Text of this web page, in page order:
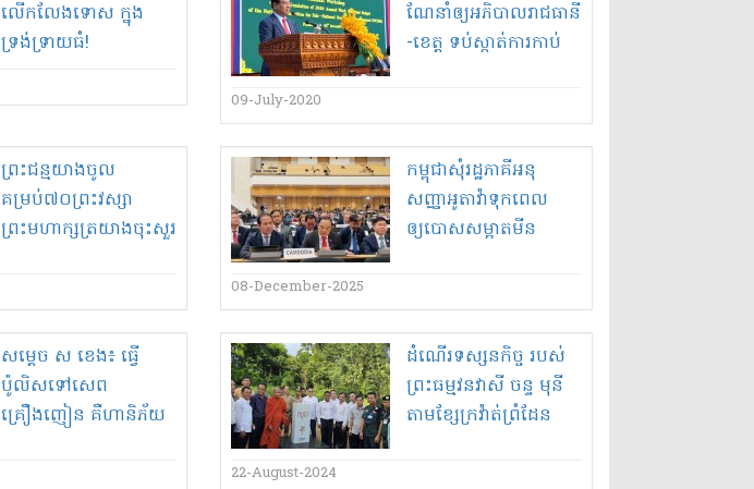
លើកលែងទោស ក្នុង​
ទ្រង់ទ្រាយ​ធំ​!
ណែនាំ​ឲ្យ​អភិបាល​រាជធានី​
-​ខេត្ត ទប់ស្កាត់​ការកាប់​
09-July-2020
ព្រះជន្ម​យាង​ចូល​
គម្រប់៧០​ព្រះវស្សា​
ព្រះមហាក្សត្រ​យាងចុះ​សួរ
កម្ពុជាសុំរដ្ឋភាគីអនុ
សញ្ញាអូតាវ៉ាទុកពេល
ឲ្យបោសសម្អាតមីន
08-December-2025
សម្ដេច ស ខេង​៖ ធ្វើ​
ប៉ូលិស​ទៅ​សេព​
គ្រឿងញៀន គឺ​ហានិភ័យ​
ដំណើរ​ទស្សនកិច្ច របស់​
ព្រះ​ធម្ម​វនវាសី ចន្ទ មុនី
តាម​ខ្សែក្រវ៉ាត់​ព្រំដែន​
22-August-2024